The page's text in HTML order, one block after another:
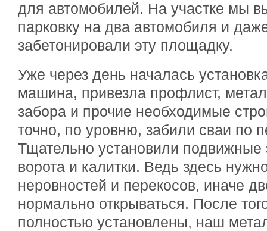
для автомобилей. На участке мы
парковку на два автомобиля и
забетонировали эту площадку.
Уже через день началась
машина, привезла профлист,
забора и прочие необходимые
точно, по уровню, забили сваи по
Тщательно установили подвижные
ворота и калитки. Ведь здесь
неровностей и перекосов, иначе
нормально открываться. После
полностью установлены, наш